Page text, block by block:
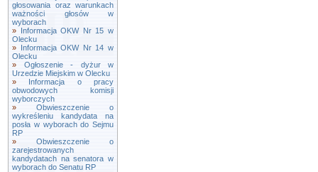
głosowania oraz warunkach
ważności głosów w
wyborach
» Informacja OKW Nr 15 w
Olecku
» Informacja OKW Nr 14 w
Olecku
» Ogłoszenie - dyżur w
Urzedzie Miejskim w Olecku
» Informacja o pracy
obwodowych komisji
wyborczych
» Obwieszczenie o
wykreśleniu kandydata na
posła w wyborach do Sejmu
RP
» Obwieszczenie o
zarejestrowanych
kandydatach na senatora w
wyborach do Senatu RP